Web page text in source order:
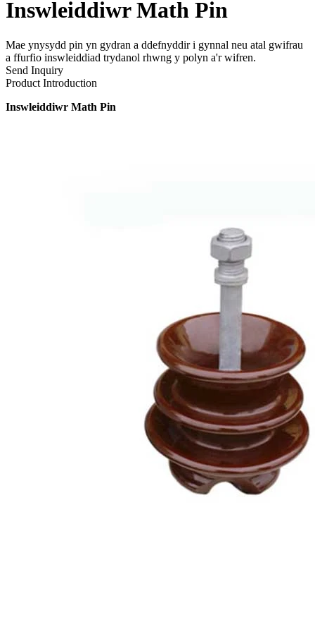
Inswleiddiwr Math Pin
Mae ynysydd pin yn gydran a ddefnyddir i gynnal neu atal gwifrau
a ffurfio inswleiddiad trydanol rhwng y polyn a'r wifren.
Send Inquiry
Product Introduction
Inswleiddiwr Math Pin